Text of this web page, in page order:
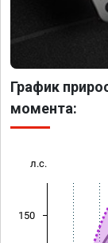
График
момента:
л.с.
150